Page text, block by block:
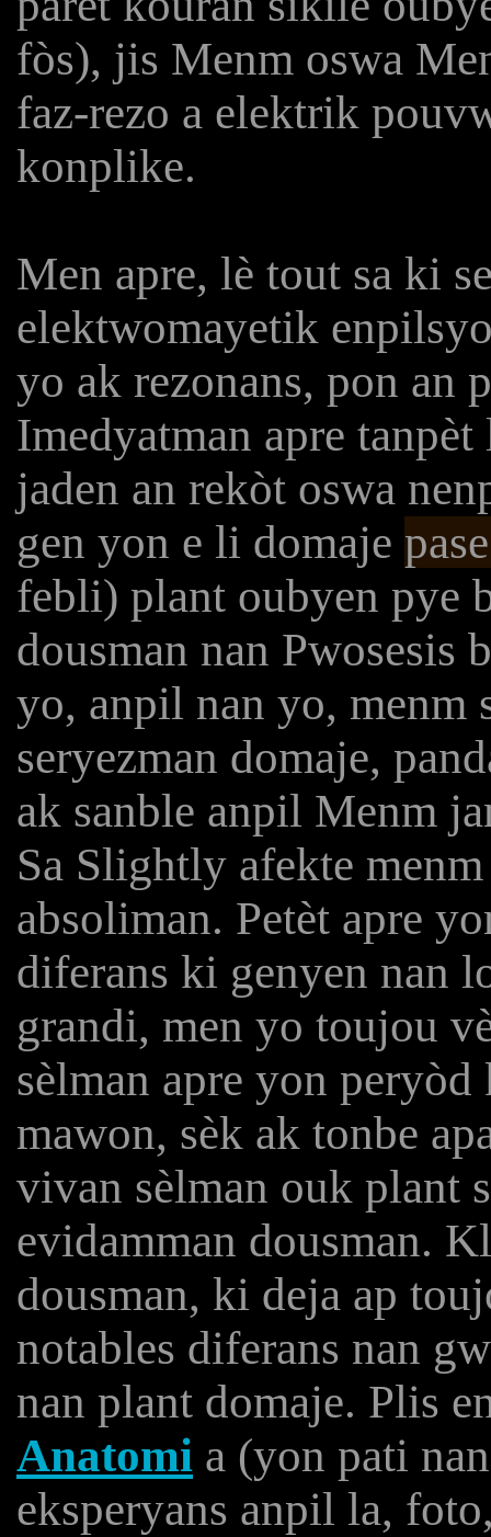
fòs), jis Menm oswa
faz-rezo a elektrik
konplike.
Men apre, lè tout sa ki
elektwomayetik
yo ak rezonans, pon an
Imedyatman apre
jaden an rekòt oswa
gen yon e li domaje
febli) plant oubyen pye
dousman nan
yo, anpil nan yo, menm
seryezman domaje,
ak sanble anpil Menm
Sa Slightly afekte
absoliman. Petèt apre
diferans ki genyen nan
grandi, men yo toujou
sèlman apre yon
mawon, sèk ak tonbe
vivan sèlman ouk plant
evidamman dousman.
dousman, ki deja ap
notables diferans nan
nan plant domaje. Plis
Anatomi a (yon pati
eksperyans anpil la,